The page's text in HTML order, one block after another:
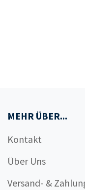
MEHR ÜBER...
Kontakt
Über Uns
Versand- &